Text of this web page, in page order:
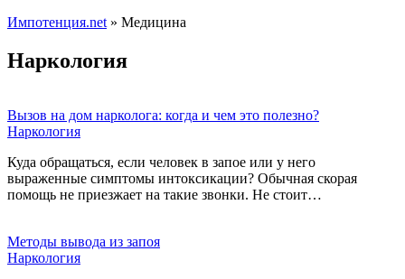
Импотенция.net » Медицина
Наркология
Вызов на дом нарколога: когда и чем это полезно?
Наркология
Куда обращаться, если человек в запое или у него
выраженные симптомы интоксикации? Обычная скорая
помощь не приезжает на такие звонки. Не стоит…
Методы вывода из запоя
Наркология